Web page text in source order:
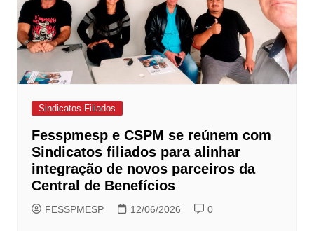
Sindicatos Filiados
Fesspmesp e CSPM se reúnem com
Sindicatos filiados para alinhar
integração de novos parceiros da
Central de Benefícios
FESSPMESP 12/06/2026 0